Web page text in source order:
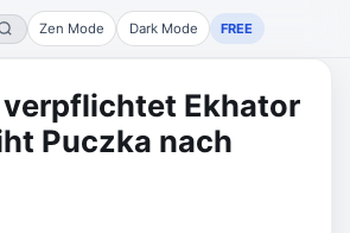
Zen Mode Dark Mode FREE
Ekhator
Puczka nach